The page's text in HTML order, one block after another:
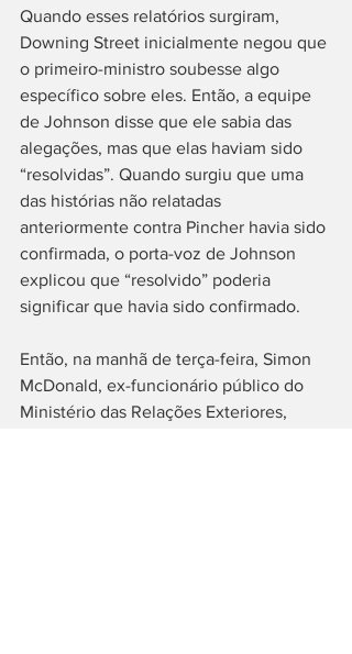
Quando esses relatórios surgiram,
Downing Street inicialmente negou que
o primeiro-ministro soubesse algo
específico sobre eles. Então, a equipe
de Johnson disse que ele sabia das
alegações, mas que elas haviam sido
“resolvidas”. Quando surgiu que uma
das histórias não relatadas
anteriormente contra Pincher havia sido
confirmada, o porta-voz de Johnson
explicou que “resolvido” poderia
significar que havia sido confirmado.
Então, na manhã de terça-feira, Simon
McDonald, ex-funcionário público do
Ministério das Relações Exteriores,